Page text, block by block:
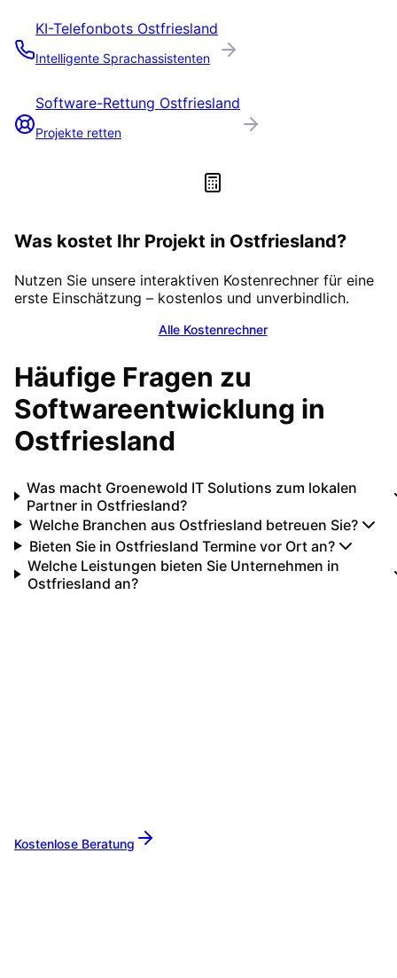
KI-Telefonbots Ostfriesland
Intelligente Sprachassistenten
Software-Rettung Ostfriesland
Projekte retten
Was kostet Ihr Projekt in Ostfriesland?
Nutzen Sie unsere interaktiven Kostenrechner für eine
erste Einschätzung – kostenlos und unverbindlich.
Alle Kostenrechner
Häufige Fragen zu
Softwareentwicklung in
Ostfriesland
Was macht Groenewold IT Solutions zum lokalen
Partner in Ostfriesland?
Welche Branchen aus Ostfriesland betreuen Sie?
Bieten Sie in Ostfriesland Termine vor Ort an?
Welche Leistungen bieten Sie Unternehmen in
Ostfriesland an?
Kostenlose Beratung